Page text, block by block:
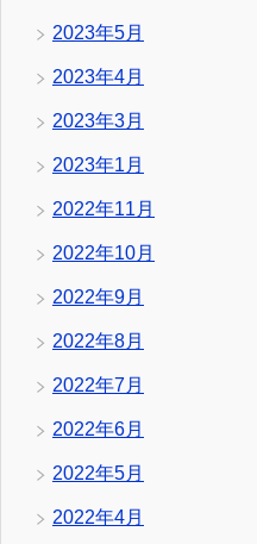
2023年5月
2023年4月
2023年3月
2023年1月
2022年11月
2022年10月
2022年9月
2022年8月
2022年7月
2022年6月
2022年5月
2022年4月